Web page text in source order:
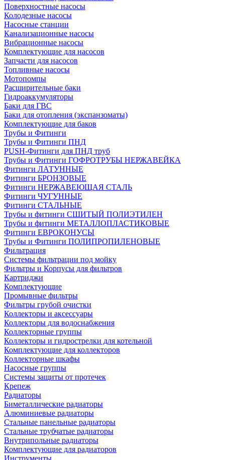
Поверхностные насосы
Колодезные насосы
Насосные станции
Канализационные насосы
Вибрационные насосы
Комплектующие для насосов
Запчасти для насосов
Топливные насосы
Мотопомпы
Расширительные баки
Гидроаккумуляторы
Баки для ГВС
Баки для отопления (экспанзоматы)
Комплектующие для баков
Трубы и Фитинги
Трубы и Фитинги ПНД
PUSH-Фитинги для ПНД труб
Трубы и Фитинги ГОФРОТРУБЫ НЕРЖАВЕЙКА
Фитинги ЛАТУННЫЕ
Фитинги БРОНЗОВЫЕ
Фитинги НЕРЖАВЕЮЩАЯ СТАЛЬ
Фитинги ЧУГУННЫЕ
Фитинги СТАЛЬНЫЕ
Трубы и фитинги СШИТЫЙ ПОЛИЭТИЛЕН
Трубы и фитинги МЕТАЛЛОПЛАСТИКОВЫЕ
Фитинги ЕВРОКОНУСЫ
Трубы и Фитинги ПОЛИПРОПИЛЕНОВЫЕ
Фильтрация
Системы фильтрации под мойку
Фильтры и Корпусы для фильтров
Картриджи
Комплектующие
Промывные фильтры
Фильтры грубой очистки
Коллекторы и аксессуары
Коллекторы для водоснабжения
Коллекторные группы
Коллекторы и гидрострелки для котельной
Комплектующие для коллекторов
Коллекторные шкафы
Насосные группы
Системы защиты от протечек
Крепеж
Радиаторы
Биметаллические радиаторы
Алюминиевые радиаторы
Стальные панельные радиаторы
Стальные трубчатые радиаторы
Внутрипольные радиаторы
Комплектующие для радиаторов
Инструменты